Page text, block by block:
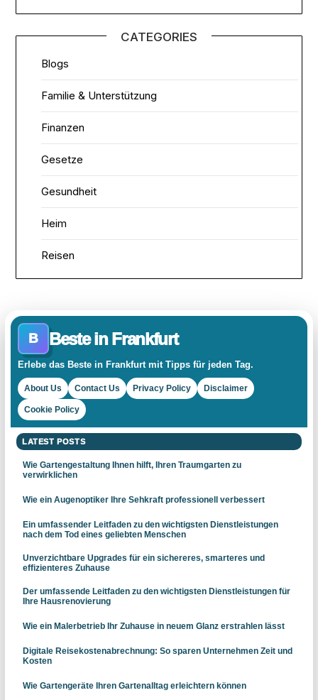
CATEGORIES
Blogs
Familie & Unterstützung
Finanzen
Gesetze
Gesundheit
Heim
Reisen
B Beste in Frankfurt
Erlebe das Beste in Frankfurt mit Tipps für jeden Tag.
About Us Contact Us Privacy Policy Disclaimer
Cookie Policy
LATEST POSTS
Wie Gartengestaltung Ihnen hilft, Ihren Traumgarten zu
verwirklichen
Wie ein Augenoptiker Ihre Sehkraft professionell verbessert
Ein umfassender Leitfaden zu den wichtigsten Dienstleistungen
nach dem Tod eines geliebten Menschen
Unverzichtbare Upgrades für ein sichereres, smarteres und
effizienteres Zuhause
Der umfassende Leitfaden zu den wichtigsten Dienstleistungen für
Ihre Hausrenovierung
Wie ein Malerbetrieb Ihr Zuhause in neuem Glanz erstrahlen lässt
Digitale Reisekostenabrechnung: So sparen Unternehmen Zeit und
Kosten
Wie Gartengeräte Ihren Gartenalltag erleichtern können